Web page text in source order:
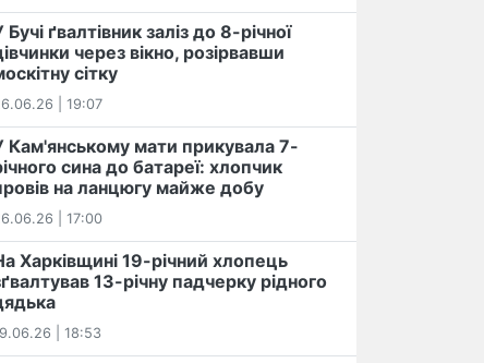
Бучі ґвалтівник заліз до 8-річної
через вікно, розірвавши
сітку
| 19:07
Кам'янському мати прикувала 7-
сина до батареї: хлопчик
на ланцюгу майже добу
| 17:00
Харківщині 19-річний хлопець​
13-річну падчерку рідного
| 18:53